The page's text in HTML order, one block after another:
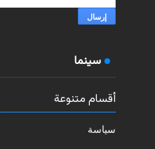
سينما
أقسام متنوعة
سياسة